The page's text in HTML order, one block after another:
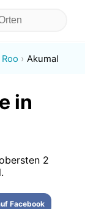
Akumal
in
2
Facebook